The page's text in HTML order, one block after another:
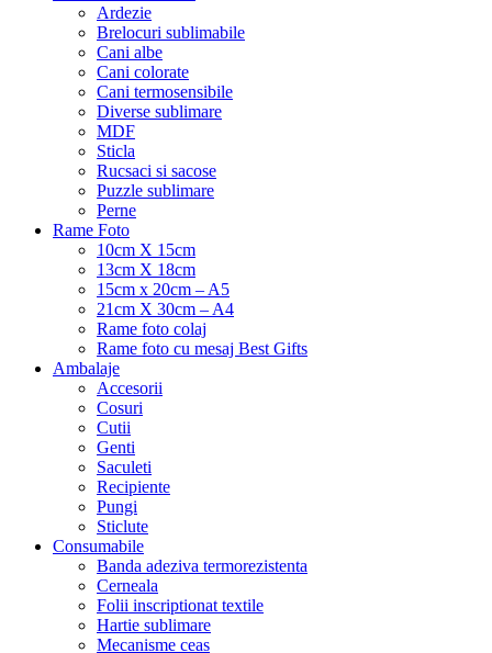
Ardezie
Brelocuri sublimabile
Cani albe
Cani colorate
Cani termosensibile
Diverse sublimare
MDF
Sticla
Rucsaci si sacose
Puzzle sublimare
Perne
Rame Foto
10cm X 15cm
13cm X 18cm
15cm x 20cm – A5
21cm X 30cm – A4
Rame foto colaj
Rame foto cu mesaj Best Gifts
Ambalaje
Accesorii
Cosuri
Cutii
Genti
Saculeti
Recipiente
Pungi
Sticlute
Consumabile
Banda adeziva termorezistenta
Cerneala
Folii inscriptionat textile
Hartie sublimare
Mecanisme ceas